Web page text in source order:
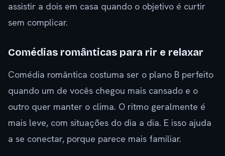
assistir a dois em casa quando o objetivo é curtir
sem complicar.
Comédias românticas para rir e relaxar
Comédia romântica costuma ser o plano B perfeito
quando um de vocês chegou mais cansado e o
outro quer manter o clima. O ritmo geralmente é
mais leve, com situações do dia a dia. E isso ajuda
a se conectar, porque parece mais familiar.